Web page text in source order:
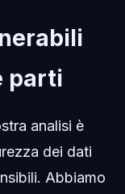
parti
analisi è
dei dati
Abbiamo